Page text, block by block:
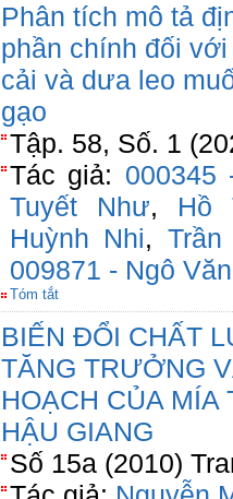
Phân tích mô tả
phần chính đối
cải và dưa leo
gạo
Tập. 58, Số. 1
Tác giả: 000345
Tuyết Như, Hồ
Huỳnh Nhi,
009871 - Ngô
Tóm tắt
BIẾN ĐỔI CHẤT
TĂNG TRƯỞNG
HOẠCH CỦA MÍA
HẬU GIANG
Số 15a (2010)